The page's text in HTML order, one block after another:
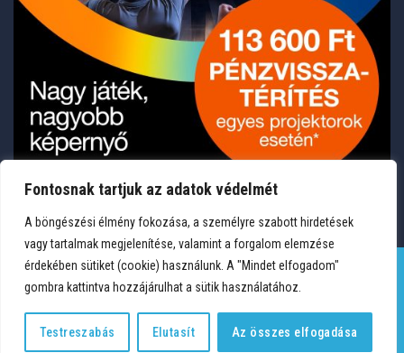
Fontosnak tartjuk az adatok védelmét
A böngészési élmény fokozása, a személyre szabott hirdetések
vagy tartalmak megjelenítése, valamint a forgalom elemzése
érdekében sütiket (cookie) használunk. A "Mindet elfogadom"
gombra kattintva hozzájárulhat a sütik használatához.
Testreszabás Elutasít Az összes elfogadása
Copyright 2026 © Medium Hungary Kft. Minden jog fenntartva.